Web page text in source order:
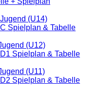
(U14)
Spielplan & Tabelle
(U12)
Spielplan & Tabelle
(U11)
Spielplan & Tabelle